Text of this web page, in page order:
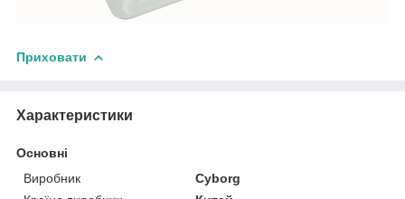
Приховати
Характеристики
Основні
Виробник
Cyborg